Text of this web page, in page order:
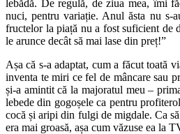
lebădă. De regulă, de ziua mea, îmi
nuci, pentru variație. Anul ăsta nu s-
fructelor la piață nu a fost suficient de
le arunce decât să mai lase din preț!”
Așa că s-a adaptat, cum a făcut toată
inventa te miri ce fel de mâncare sau
și-a amintit că la majoratul meu –
lebede din gogoșele ca pentru
cocă și aripi din fulgi de migdale. Ca
era mai groasă, așa cum văzuse ea la